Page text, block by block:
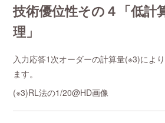
技術優位性その４「低計
理」
入力応答1次オーダーの計算量(※3)によ
ます。
(※3)RL法の1/20@HD画像